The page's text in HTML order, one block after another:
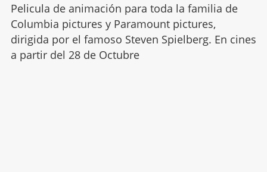
Pelicula de animación para toda la familia de
Columbia pictures y Paramount pictures,
dirigida por el famoso Steven Spielberg. En cines
a partir del 28 de Octubre